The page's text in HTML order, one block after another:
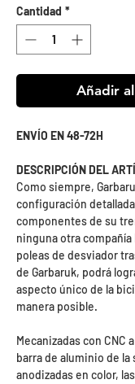
Cantidad *
Añadir
ENVÍO EN 48-72H
DESCRIPCIÓN DEL
Como siempre,
configuración
componentes de su
ninguna otra compañía
poleas de desviador
de Garbaruk, podrá
aspecto único de la
manera posible.
Mecanizadas con CNC
barra de aluminio de la
anodizadas en color,